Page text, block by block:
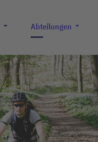
Abteilungen